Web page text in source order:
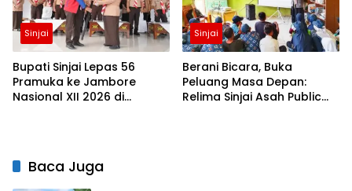
Sinjai
Bupati Sinjai Lepas 56
Pramuka ke Jambore
Nasional XII 2026 di
Sinjai
Berani Bicara, Buka
Peluang Masa Depan:
Relima Sinjai Asah Public
Baca Juga